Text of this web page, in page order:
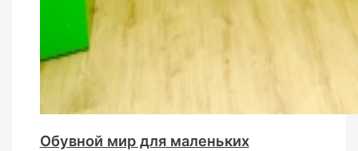
Обувной мир для маленьких